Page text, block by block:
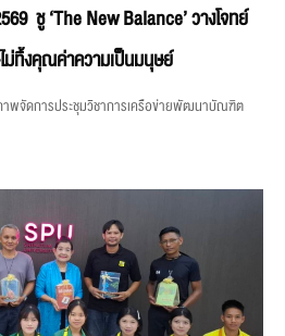
ชู ‘The New Balance’ วางโจทย์
ม่ทิ้งคุณค่าความเป็นมนุษย์
าพจัดการประชุมวิชาการเครือข่ายพัฒนาบัณฑิต